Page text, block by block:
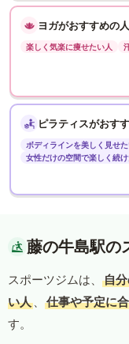
ヨガがおすすめの人
楽しく気楽に痩せたい人
ピラティスがおす
ボディラインを美しく見せ
女性だけの空間で楽しく続
藤の牛島駅の
スポーツジムは、
自
い人 、 仕事や予定に
す。